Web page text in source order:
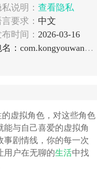
私说明： 查看隐私
要求： 中文
时间： 2026-03-16
包名：com.kongyouwangluo.minitavern
虚拟角色，对这些角色
与自己喜爱的虚拟角
事剧情线，你的每一次
用户在无聊的生活中找